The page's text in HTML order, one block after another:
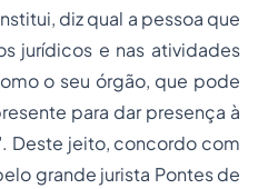
diz qual a pessoa que
jurídicos e nas atividades
o seu órgão, que pode
para dar presença à
Deste jeito, concordo com
grande jurista Pontes de